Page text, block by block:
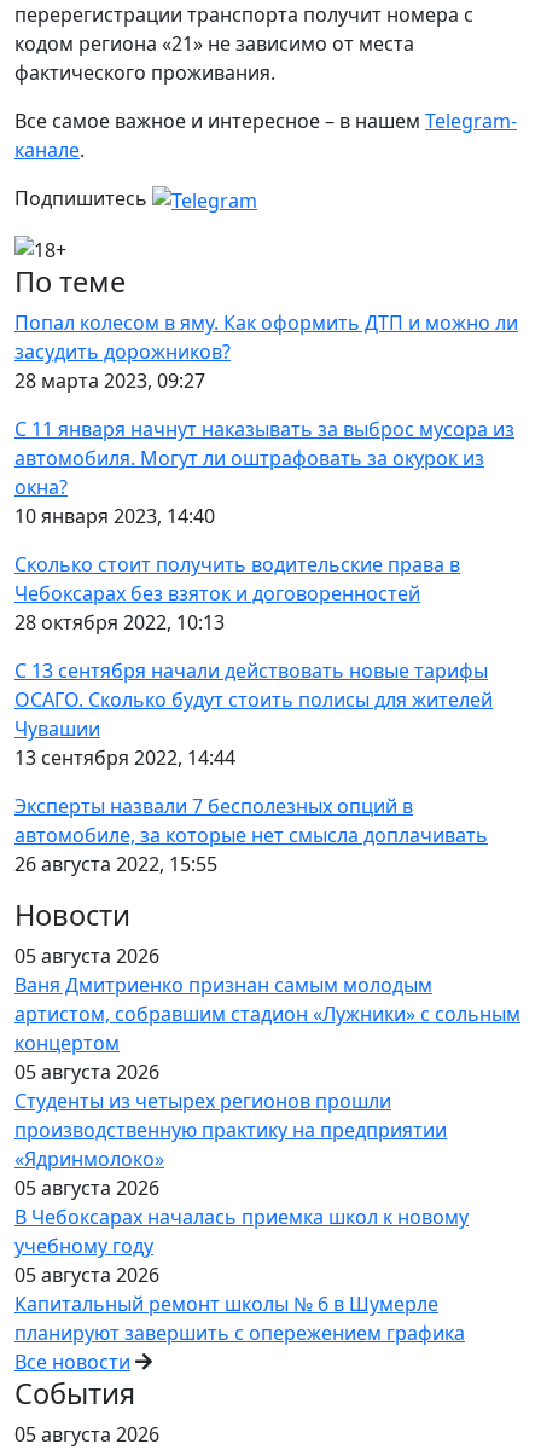
перерегистрации транспорта получит номера с
кодом региона «21» не зависимо от места
фактического проживания.
Все самое важное и интересное – в нашем Telegram-
канале.
Подпишитесь
По теме
Попал колесом в яму. Как оформить ДТП и можно ли
засудить дорожников?
28 марта 2023, 09:27
С 11 января начнут наказывать за выброс мусора из
автомобиля. Могут ли оштрафовать за окурок из
окна?
10 января 2023, 14:40
Сколько стоит получить водительские права в
Чебоксарах без взяток и договоренностей
28 октября 2022, 10:13
С 13 сентября начали действовать новые тарифы
ОСАГО. Сколько будут стоить полисы для жителей
Чувашии
13 сентября 2022, 14:44
Эксперты назвали 7 бесполезных опций в
автомобиле, за которые нет смысла доплачивать
26 августа 2022, 15:55
Новости
05 августа 2026
Ваня Дмитриенко признан самым молодым
артистом, собравшим стадион «Лужники» с сольным
концертом
05 августа 2026
Студенты из четырех регионов прошли
производственную практику на предприятии
«Ядринмолоко»
05 августа 2026
В Чебоксарах началась приемка школ к новому
учебному году
05 августа 2026
Капитальный ремонт школы № 6 в Шумерле
планируют завершить с опережением графика
Все новости
События
05 августа 2026